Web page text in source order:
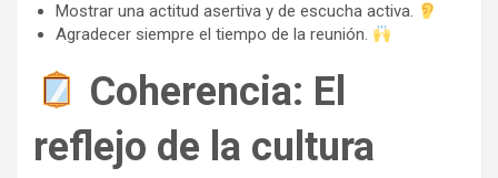
Mostrar una actitud asertiva y de escucha activa.
Agradecer siempre el tiempo de la reunión.
Coherencia: El
reflejo de la cultura